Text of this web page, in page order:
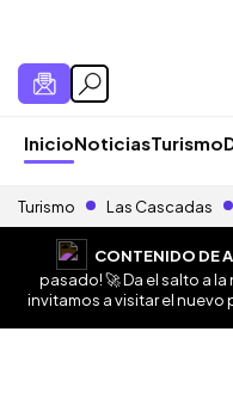
InicioNoticiasTurismo
Turismo Las Cascadas
CONTENIDO DE
pasado! 🚀 Da el salto a
invitamos a visitar el